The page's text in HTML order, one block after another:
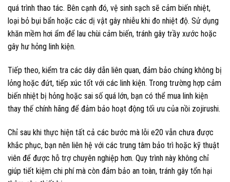
quá trình thao tác. Bên cạnh đó, vệ sinh sạch sẽ cảm biến nhiệt,
loại bỏ bụi bẩn hoặc các dị vật gây nhiễu khi đo nhiệt độ. Sử dụng
khăn mềm hơi ẩm để lau chùi cảm biến, tránh gây trầy xước hoặc
gây hư hỏng linh kiện.
Tiếp theo, kiểm tra các dây dẫn liên quan, đảm bảo chúng không bị
lỏng hoặc đứt, tiếp xúc tốt với các linh kiện. Trong trường hợp cảm
biến nhiệt bị hỏng hoặc sai số quá lớn, bạn có thể mua linh kiện
thay thế chính hãng để đảm bảo hoạt động tối ưu của nồi zojirushi.
Chỉ sau khi thực hiện tất cả các bước mà lỗi e20 vẫn chưa được
khắc phục, bạn nên liên hệ với các trung tâm bảo trì hoặc kỹ thuật
viên để được hỗ trợ chuyên nghiệp hơn. Quy trình này không chỉ
giúp tiết kiệm chi phí mà còn đảm bảo an toàn, tránh gây tổn hại